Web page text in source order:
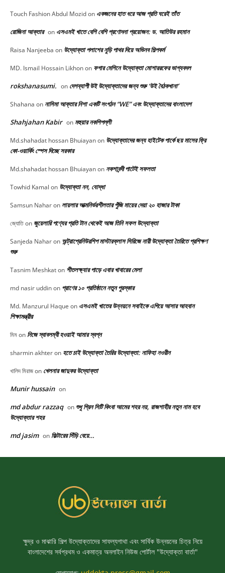
ক্ষুদ্র ও মাঝারি শিল্প উদ্যোক্তাদের সাফল্যগাথা এবং সার্বিক উন্নয়নের চিত্র নিয়ে
বাংলাদেশের সর্বপ্রথম ও একমাত্র অনলাইন নিউজ পোর্টাল "উদ্যোক্তা বার্তা"